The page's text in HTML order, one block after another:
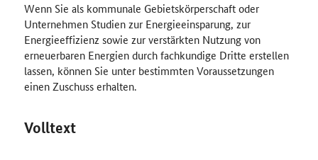
Wenn Sie als kommunale Gebietskörperschaft oder
Unternehmen Studien zur Energieeinsparung, zur
Energieeffizienz sowie zur verstärkten Nutzung von
erneuerbaren Energien durch fachkundige Dritte erstellen
lassen, können Sie unter bestimmten Voraussetzungen
einen Zuschuss erhalten.
Volltext